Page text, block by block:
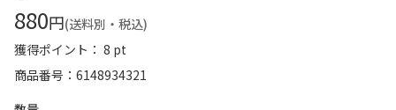
880円(送料別・税込)
獲得ポイント： 8 pt
商品番号
6148934321